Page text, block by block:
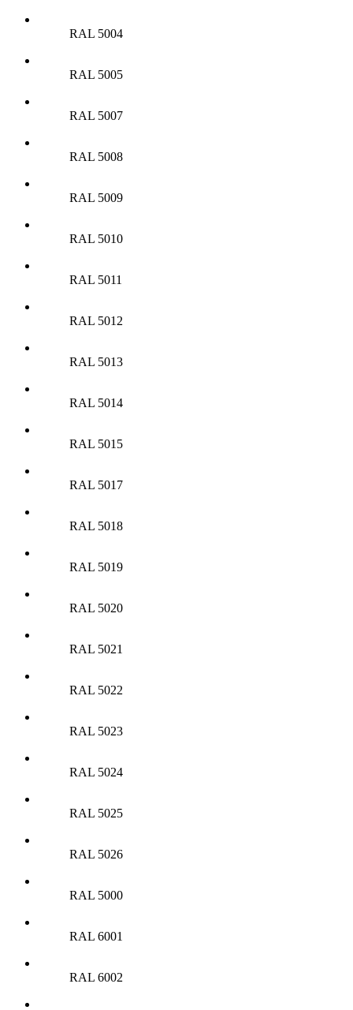
RAL 5004
RAL 5005
RAL 5007
RAL 5008
RAL 5009
RAL 5010
RAL 5011
RAL 5012
RAL 5013
RAL 5014
RAL 5015
RAL 5017
RAL 5018
RAL 5019
RAL 5020
RAL 5021
RAL 5022
RAL 5023
RAL 5024
RAL 5025
RAL 5026
RAL 5000
RAL 6001
RAL 6002